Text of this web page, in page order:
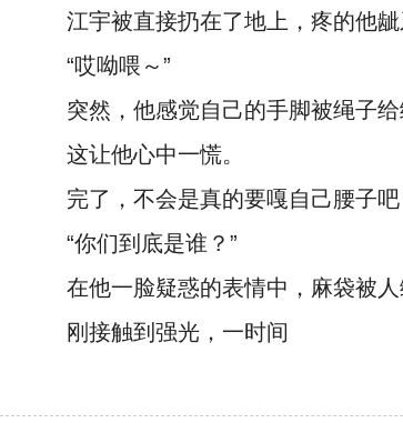
江宇被直接扔在了地上，疼的他龇
“哎呦喂～”
突然，他感觉自己的手脚被绳子给
这让他心中一慌。
完了，不会是真的要嘎自己腰子吧
“你们到底是谁？”
在他一脸疑惑的表情中，麻袋被
刚接触到强光，一时间